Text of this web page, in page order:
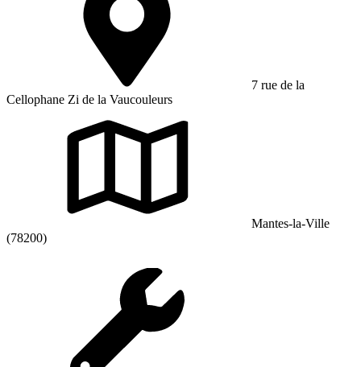
7 rue de la
Cellophane Zi de la Vaucouleurs
Mantes-la-Ville
(78200)